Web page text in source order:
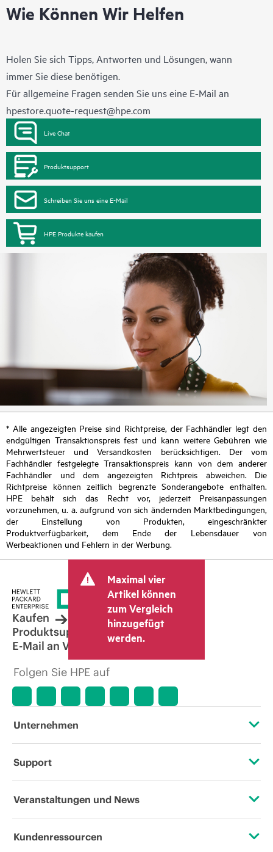
Wie Können Wir Helfen
Holen Sie sich Tipps, Antworten und Lösungen, wann
immer Sie diese benötigen.
Für allgemeine Fragen senden Sie uns eine E-Mail an
hpestore.quote-request@hpe.com
Live Chat
Produktsupport
Schreiben Sie uns eine E-Mail
HPE Produkte kaufen
* Alle angezeigten Preise sind Richtpreise, der Fachhändler legt den
endgültigen Transaktionspreis fest und kann weitere Gebühren wie
Mehrwertsteuer und Versandkosten berücksichtigen. Der vom
Fachhändler festgelegte Transaktionspreis kann von dem anderer
Fachhändler und dem angezeigten Richtpreis abweichen. Die
Richtpreise können zeitlich begrenzte Sonderangebote enthalten.
HPE behält sich das Recht vor, jederzeit Preisanpassungen
vorzunehmen, u. a. aufgrund von sich ändernden Marktbedingungen,
der Einstellung von Produkten, eingeschränkter
Produktverfügbarkeit, dem Ende der Lebensdauer von
Werbeaktionen und Fehlern in der Werbung.
Maximal vier
Artikel können
zum Vergleich
hinzugefügt
werden.
Kaufen
Produktsupport
E-Mail an Vertrieb
Folgen Sie HPE auf
Unternehmen
Über HPE
Unternehmensverantwortung
Support
Operational Support Services
Veranstaltungen und News
Veranstaltungen
Kundenressourcen